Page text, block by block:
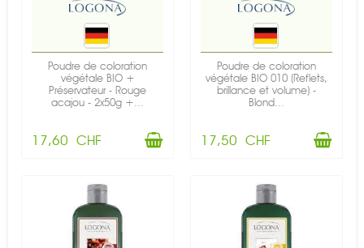
Poudre de coloration
végétale BIO +
Préservateur - Rouge
acajou - 2x50g +...
17,60 CHF
Poudre de coloration
végétale BIO 010 (Reflets,
brillance et volume) -
Blond...
17,50 CHF